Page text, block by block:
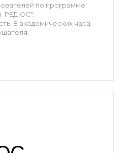
по программе
РЕД ОС".
8 академических часа.